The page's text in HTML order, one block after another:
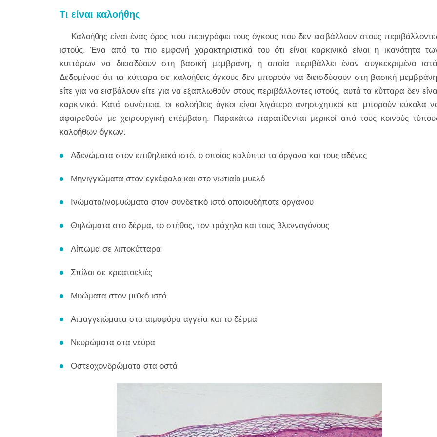
Τι είναι καλοήθης
Καλοήθης είναι ένας όρος που περιγράφει τους όγκους που δεν εισβάλλουν στους
ιστούς. Ένα από τα πιο εμφανή χαρακτηριστικά του ότι είναι καρκινικά είναι η ικανότητα
κυττάρων να διεισδύουν στη βασική μεμβράνη, η οποία περιβάλλει έναν συγκεκριμένο
Δεδομένου ότι τα κύτταρα σε καλοήθεις όγκους δεν μπορούν να διεισδύσουν στη βασική
είτε για να εισβάλουν είτε για να εξαπλωθούν στους περιβάλλοντες ιστούς, αυτά τα κύτταρα δεν
καρκινικά. Κατά συνέπεια, οι καλοήθεις όγκοι είναι λιγότερο ανησυχητικοί και μπορούν εύκολα
αφαιρεθούν με χειρουργική επέμβαση. Παρακάτω παρατίθενται μερικοί από τους κοινούς
καλοήθων όγκων.
Αδενώματα στον επιθηλιακό ιστό, ο οποίος καλύπτει τα όργανα και τους αδένες
Μηνιγγιώματα στον εγκέφαλο και στο νωτιαίο μυελό
Ινώματα/ινομυώματα στον συνδετικό ιστό οποιουδήποτε οργάνου
Θηλώματα στο δέρμα, το στήθος, τον τράχηλο και τους βλεννογόνους
Λίπωμα σε λιποκύτταρα
Σπίλοι σε κρεατοελιές
Μυώματα στον μυϊκό ιστό
Αιμαγγειώματα στα αιμοφόρα αγγεία και το δέρμα
Νευρώματα στα νεύρα
Οστεοχονδρώματα στα οστά